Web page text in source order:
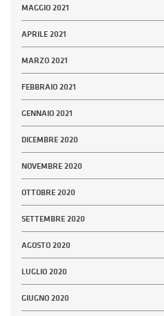
MAGGIO 2021
APRILE 2021
MARZO 2021
FEBBRAIO 2021
GENNAIO 2021
DICEMBRE 2020
NOVEMBRE 2020
OTTOBRE 2020
SETTEMBRE 2020
AGOSTO 2020
LUGLIO 2020
GIUGNO 2020